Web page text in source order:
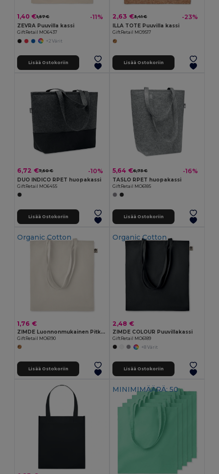
1,40 €1,57 € -11%
ZEVRA Puuvilla kassi
GiftRetail MO6437
+2 Värit
Lisää Ostokoriin
2,63 €3,41 € -23%
ILLA TOTE Puuvilla kassi
GiftRetail MO9517
Lisää Ostokoriin
6,72 €7,50 € -10%
DUO INDICO RPET huopakassi
GiftRetail MO6455
Lisää Ostokoriin
5,64 €6,73 € -16%
TASLO RPET huopakassi
GiftRetail MO6185
Lisää Ostokoriin
Organic Cotton
1,76 €
ZIMDE Luonnonmukainen Pitkähihnainen Ostoskassi
GiftRetail MO6190
Lisää Ostokoriin
Organic Cotton
2,48 €
ZIMDE COLOUR Puuvillakassi
GiftRetail MO6189
+8 Värit
Lisää Ostokoriin
MINIMIMÄÄRÄ: 50